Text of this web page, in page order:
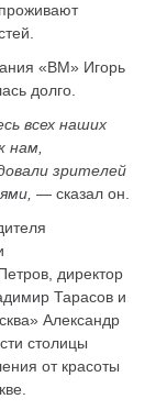
«ВМ» Игорь
долго.
всех наших
нам,
зрителей
— сказал он.
директор
Тарасов и
Александр
столицы
от красоты